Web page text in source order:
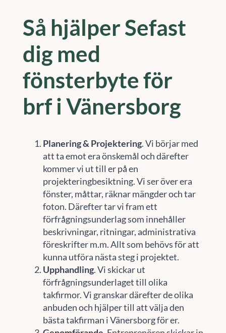
Så hjälper Sefast
dig med
fönsterbyte för
brf i Vänersborg
Planering & Projektering. Vi börjar med
att ta emot era önskemål och därefter
kommer vi ut till er på en
projekteringbesiktning. Vi ser över era
fönster, måttar, räknar mängder och tar
foton. Därefter tar vi fram ett
förfrågningsunderlag som innehåller
beskrivningar, ritningar, administrativa
föreskrifter m.m. Allt som behövs för att
kunna utföra nästa steg i projektet.
Upphandling. Vi skickar ut
förfrågningsunderlaget till olika
takfirmor. Vi granskar därefter de olika
anbuden och hjälper till att välja den
bästa takfirman i Vänersborg för er.